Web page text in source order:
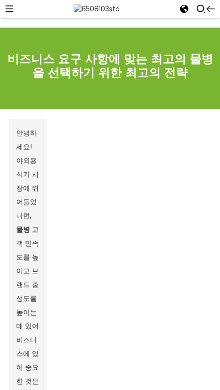
비즈니스 요구 사항에 맞는 최고의 물병
을 ​​선택하기 위한 최고의 전략
안녕하
세요!
야외용
식기 시
장에 뛰
어들었
다면,
물병 고
객 만족
도를 높
이고 브
랜드 충
성도를
높이는
데 있어
비즈니
스에 있
어 중요
한 것은